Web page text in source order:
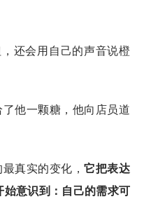
还会用自己的声音说橙
他一颗糖，他向店员道
真实的变化，它把表达
意识到：自己的需求可